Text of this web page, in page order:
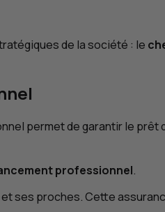
de la société : le
permet de garantir le prêt
professionnel.
et ses proches. Cette